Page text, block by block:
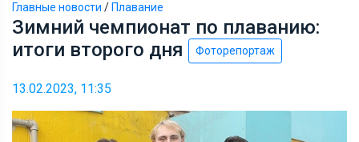
Главные новости / Плавание
Зимний чемпионат по плаванию:
итоги второго дня
Фоторепортаж
13.02.2023, 11:35